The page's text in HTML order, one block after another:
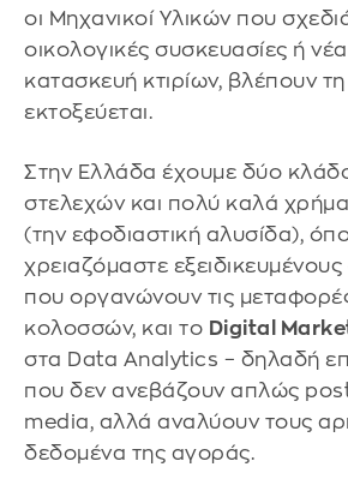
οι Μηχανικοί Υλικών που
οικολογικές συσκευασίες ή
κατασκευή κτιρίων, βλέπουν
εκτοξεύεται.
Στην Ελλάδα έχουμε δύο
στελεχών και πολύ καλά
(την εφοδιαστική αλυσίδα),
χρειαζόμαστε εξειδικευμένους
που οργανώνουν τις
κολοσσών, και το Digital
στα Data Analytics – δηλαδή
που δεν ανεβάζουν απλώς
media, αλλά αναλύουν τους
δεδομένα της αγοράς.